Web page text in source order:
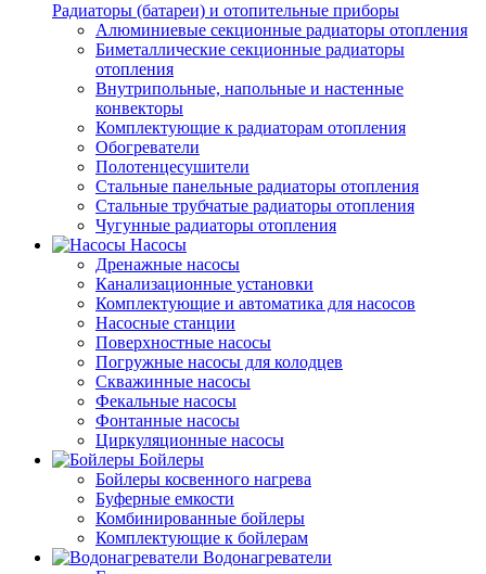
Радиаторы (батареи) и отопительные приборы
Алюминиевые секционные радиаторы отопления
Биметаллические секционные радиаторы
отопления
Внутрипольные, напольные и настенные
конвекторы
Комплектующие к радиаторам отопления
Обогреватели
Полотенцесушители
Стальные панельные радиаторы отопления
Стальные трубчатые радиаторы отопления
Чугунные радиаторы отопления
Насосы
Дренажные насосы
Канализационные установки
Комплектующие и автоматика для насосов
Насосные станции
Поверхностные насосы
Погружные насосы для колодцев
Скважинные насосы
Фекальные насосы
Фонтанные насосы
Циркуляционные насосы
Бойлеры
Бойлеры косвенного нагрева
Буферные емкости
Комбинированные бойлеры
Комплектующие к бойлерам
Водонагреватели